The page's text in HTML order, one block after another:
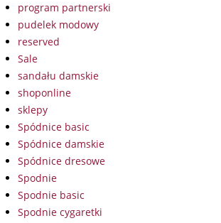
program partnerski
pudelek modowy
reserved
Sale
sandału damskie
shoponline
sklepy
Spódnice basic
Spódnice damskie
Spódnice dresowe
Spodnie
Spodnie basic
Spodnie cygaretki